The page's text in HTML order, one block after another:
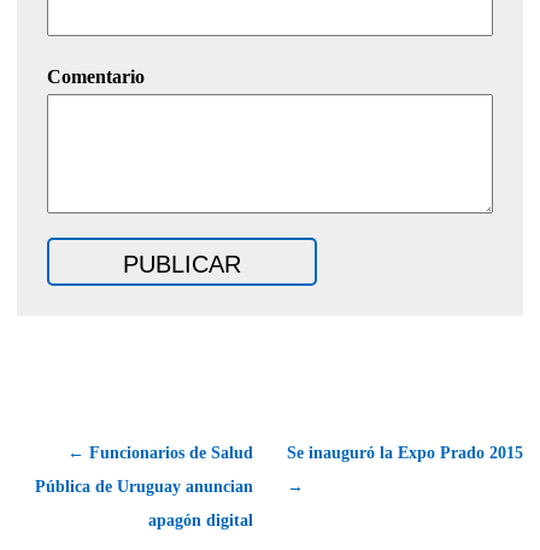
Comentario
← Funcionarios de Salud
Pública de Uruguay anuncian
apagón digital
Se inauguró la Expo Prado 2015
→